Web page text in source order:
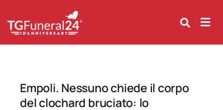
content
Empoli. Nessuno chiede il corpo
del clochard bruciato: lo